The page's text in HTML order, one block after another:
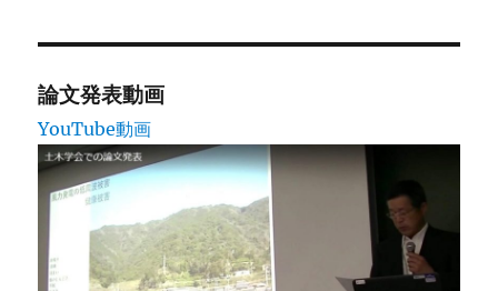
論文発表動画
YouTube動画